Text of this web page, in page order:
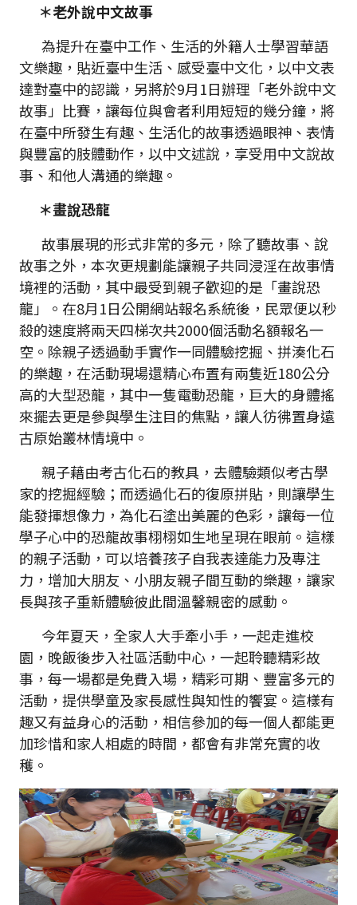
＊老外說中文故事
為提升在臺中工作、生活的外籍人士學習華語
文樂趣，貼近臺中生活、感受臺中文化，以中文表
達對臺中的認識，另將於9月1日辦理「老外說中文
故事」比賽，讓每位與會者利用短短的幾分鐘，將
在臺中所發生有趣、生活化的故事透過眼神、表情
與豐富的肢體動作，以中文述說，享受用中文說故
事、和他人溝通的樂趣。
＊畫說恐龍
故事展現的形式非常的多元，除了聽故事、說
故事之外，本次更規劃能讓親子共同浸淫在故事情
境裡的活動，其中最受到親子歡迎的是「畫說恐
龍」。在8月1日公開網站報名系統後，民眾便以秒
殺的速度將兩天四梯次共2000個活動名額報名一
空。除親子透過動手實作一同體驗挖掘、拼湊化石
的樂趣，在活動現場還精心布置有兩隻近180公分
高的大型恐龍，其中一隻電動恐龍，巨大的身體搖
來擺去更是參與學生注目的焦點，讓人彷彿置身遠
古原始叢林情境中。
親子藉由考古化石的教具，去體驗類似考古學
家的挖掘經驗；而透過化石的復原拼貼，則讓學生
能發揮想像力，為化石塗出美麗的色彩，讓每一位
學子心中的恐龍故事栩栩如生地呈現在眼前。這樣
的親子活動，可以培養孩子自我表達能力及專注
力，增加大朋友、小朋友親子間互動的樂趣，讓家
長與孩子重新體驗彼此間溫馨親密的感動。
今年夏天，全家人大手牽小手，一起走進校
園，晚飯後步入社區活動中心，一起聆聽精彩故
事，每一場都是免費入場，精彩可期、豐富多元的
活動，提供學童及家長感性與知性的饗宴。這樣有
趣又有益身心的活動，相信參加的每一個人都能更
加珍惜和家人相處的時間，都會有非常充實的收
穫。